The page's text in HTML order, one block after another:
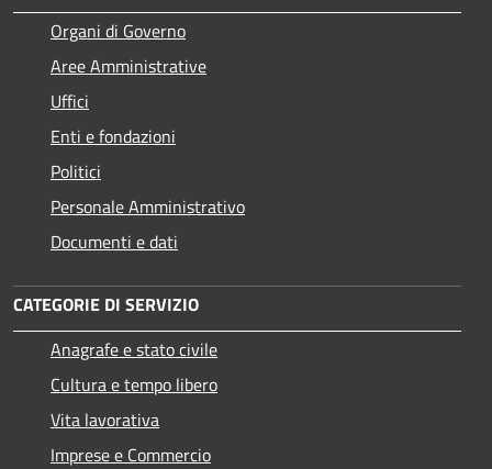
Organi di Governo
Aree Amministrative
Uffici
Enti e fondazioni
Politici
Personale Amministrativo
Documenti e dati
CATEGORIE DI SERVIZIO
Anagrafe e stato civile
Cultura e tempo libero
Vita lavorativa
Imprese e Commercio